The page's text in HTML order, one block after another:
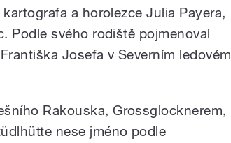
a horolezce Julia Payera,
Podle svého rodiště pojmenoval
Josefa v Severním ledovém
Rakouska, Grossglocknerem,
nese jméno podle